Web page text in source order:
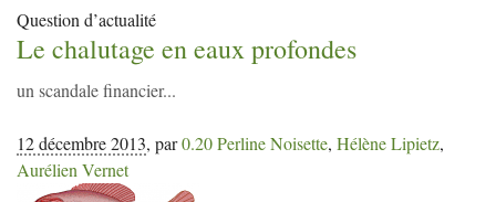
Question d’actualité
Le chalutage en eaux profondes
un scandale financier...
12 décembre 2013, par0.20 Perline Noisette, Hélène Lipietz,
Aurélien Vernet